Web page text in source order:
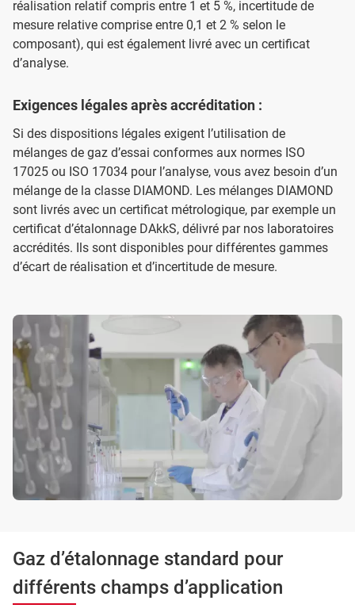
réalisation relatif compris entre 1 et 5 %, incertitude de
mesure relative comprise entre 0,1 et 2 % selon le
composant), qui est également livré avec un certificat
d’analyse.
Exigences légales après accréditation :
Si des dispositions légales exigent l’utilisation de
mélanges de gaz d’essai conformes aux normes ISO
17025 ou ISO 17034 pour l’analyse, vous avez besoin d’un
mélange de la classe DIAMOND. Les mélanges DIAMOND
sont livrés avec un certificat métrologique, par exemple un
certificat d’étalonnage DAkkS, délivré par nos laboratoires
accrédités. Ils sont disponibles pour différentes gammes
d’écart de réalisation et d’incertitude de mesure.
Gaz d’étalonnage standard pour
différents champs d’application